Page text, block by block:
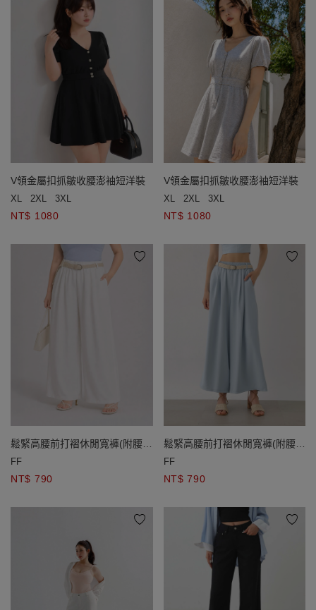
V領金屬扣抓皺收腰澎袖短洋裝
XL 2XL 3XL
NT$ 1080
V領金屬扣抓皺收腰澎袖短洋裝
XL 2XL 3XL
NT$ 1080
鬆緊高腰前打褶休閒寬褲(附腰
帶)
FF
NT$ 790
鬆緊高腰前打褶休閒寬褲(附腰
帶)
FF
NT$ 790